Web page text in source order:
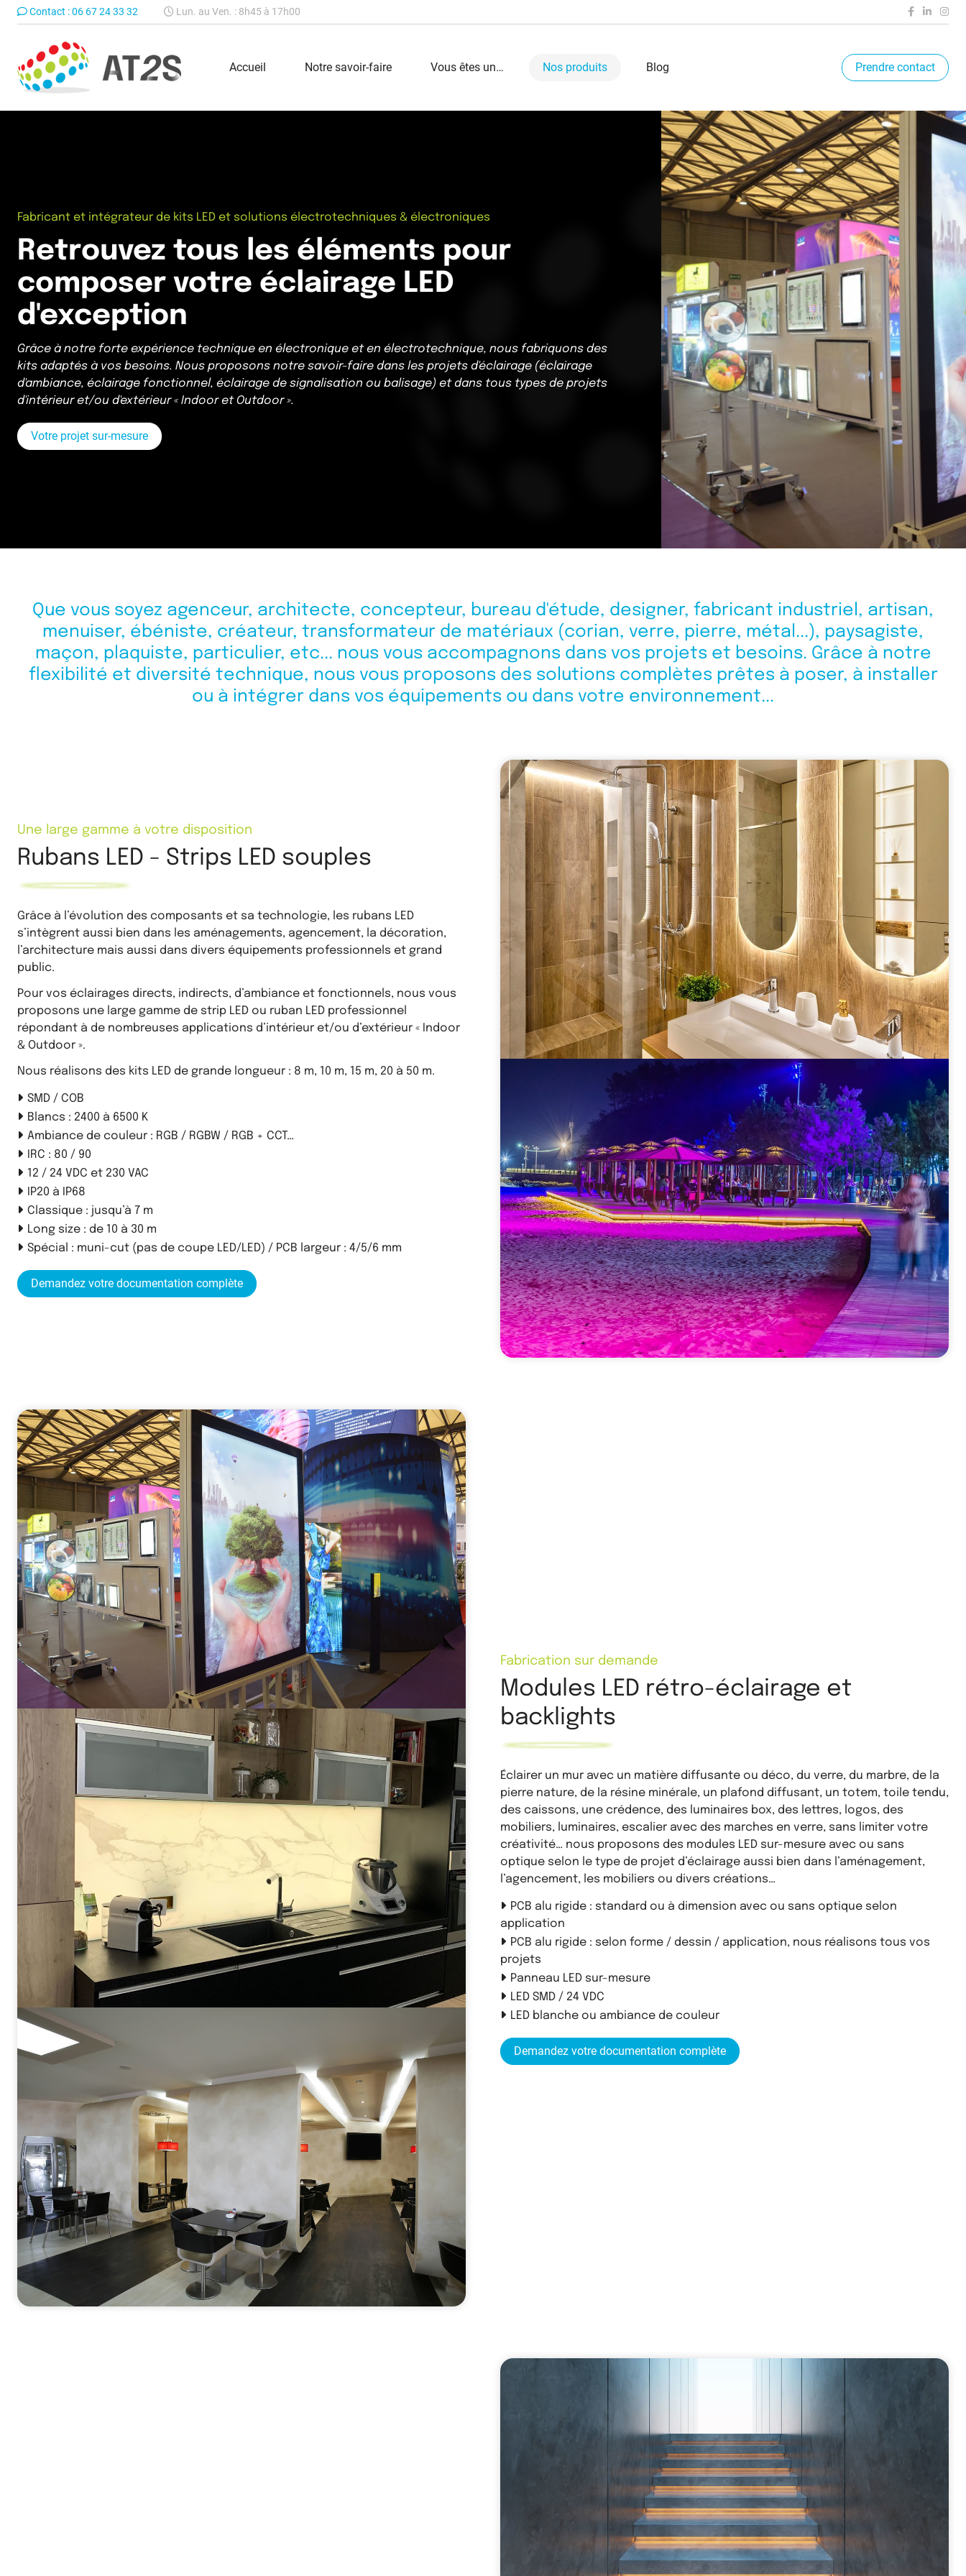
Contact :06 67 24 33 32 Lun. au Ven. : 8h45 à 17h00
Accueil Notre savoir-faire Vous êtes un… Nos produits Blog Prendre contact
Fabricant et intégrateur de kits LED et solutions électrotechniques & électroniques
Retrouvez tous les éléments pour
composer votre éclairage LED
d'exception
Grâce à notre forte expérience technique en électronique et en électrotechnique, nous fabriquons des
kits adaptés à vos besoins. Nous proposons notre savoir-faire dans les projets d'éclairage (éclairage
d'ambiance, éclairage fonctionnel, éclairage de signalisation ou balisage) et dans tous types de projets
d'intérieur et/ou d'extérieur « Indoor et Outdoor ».
Votre projet sur-mesure
Que vous soyez agenceur, architecte, concepteur, bureau d'étude, designer, fabricant industriel, artisan,
menuiser, ébéniste, créateur, transformateur de matériaux (corian, verre, pierre, métal...), paysagiste,
maçon, plaquiste, particulier, etc... nous vous accompagnons dans vos projets et besoins. Grâce à notre
flexibilité et diversité technique, nous vous proposons des solutions complètes prêtes à poser, à installer
ou à intégrer dans vos équipements ou dans votre environnement...
Une large gamme à votre disposition
Rubans LED - Strips LED souples
Grâce à l’évolution des composants et sa technologie, les rubans LED
s’intègrent aussi bien dans les aménagements, agencement, la décoration,
l’architecture mais aussi dans divers équipements professionnels et grand
public.
Pour vos éclairages directs, indirects, d’ambiance et fonctionnels, nous vous
proposons une large gamme de strip LED ou ruban LED professionnel
répondant à de nombreuses applications d’intérieur et/ou d’extérieur « Indoor
& Outdoor ».
Nous réalisons des kits LED de grande longueur : 8 m, 10 m, 15 m, 20 à 50 m.
SMD / COB
Blancs : 2400 à 6500 K
Ambiance de couleur : RGB / RGBW / RGB + CCT…
IRC : 80 / 90
12 / 24 VDC et 230 VAC
IP20 à IP68
Classique : jusqu’à 7 m
Long size : de 10 à 30 m
Spécial : muni-cut (pas de coupe LED/LED) / PCB largeur : 4/5/6 mm
Demandez votre documentation complète
Fabrication sur demande
Modules LED rétro-éclairage et
backlights
Éclairer un mur avec un matière diffusante ou déco, du verre, du marbre, de la
pierre nature, de la résine minérale, un plafond diffusant, un totem, toile tendu,
des caissons, une crédence, des luminaires box, des lettres, logos, des
mobiliers, luminaires, escalier avec des marches en verre, sans limiter votre
créativité… nous proposons des modules LED sur-mesure avec ou sans
optique selon le type de projet d’éclairage aussi bien dans l’aménagement,
l’agencement, les mobiliers ou divers créations…
PCB alu rigide : standard ou à dimension avec ou sans optique selon
application
PCB alu rigide : selon forme / dessin / application, nous réalisons tous vos
projets
Panneau LED sur-mesure
LED SMD / 24 VDC
LED blanche ou ambiance de couleur
Demandez votre documentation complète